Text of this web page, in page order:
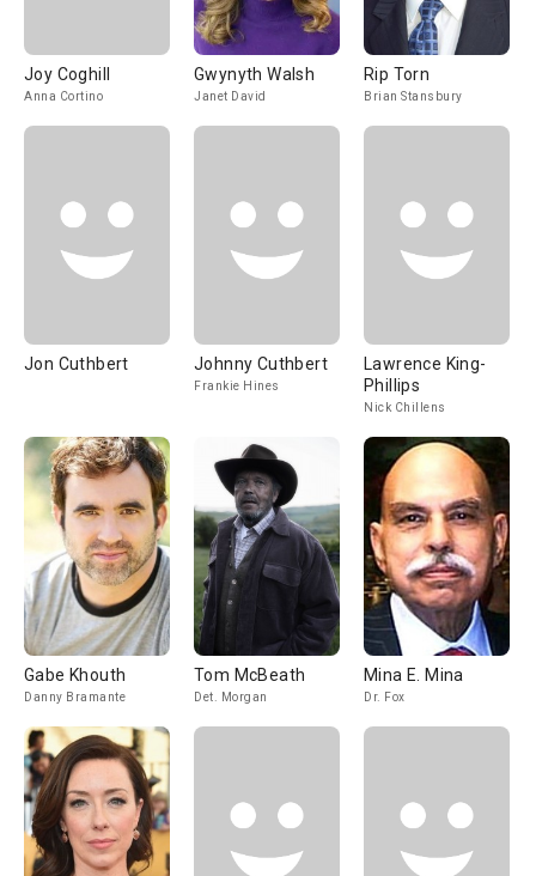
Joy Coghill
Anna Cortino
Gwynyth Walsh
Janet David
Rip Torn
Brian Stansbury
Jon Cuthbert Johnny Cuthbert
Frankie Hines
Lawrence King-
Phillips
Nick Chillens
Gabe Khouth
Danny Bramante
Tom McBeath
Det. Morgan
Mina E. Mina
Dr. Fox